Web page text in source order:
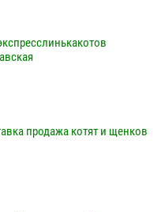
продажа котят и щенков